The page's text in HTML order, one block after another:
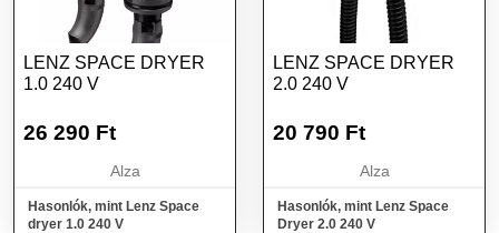
LENZ SPACE DRYER
1.0 240 V
26 290 Ft
Alza
Hasonlók, mint Lenz Space
dryer 1.0 240 V
LENZ SPACE DRYER
2.0 240 V
20 790 Ft
Alza
Hasonlók, mint Lenz Space
Dryer 2.0 240 V